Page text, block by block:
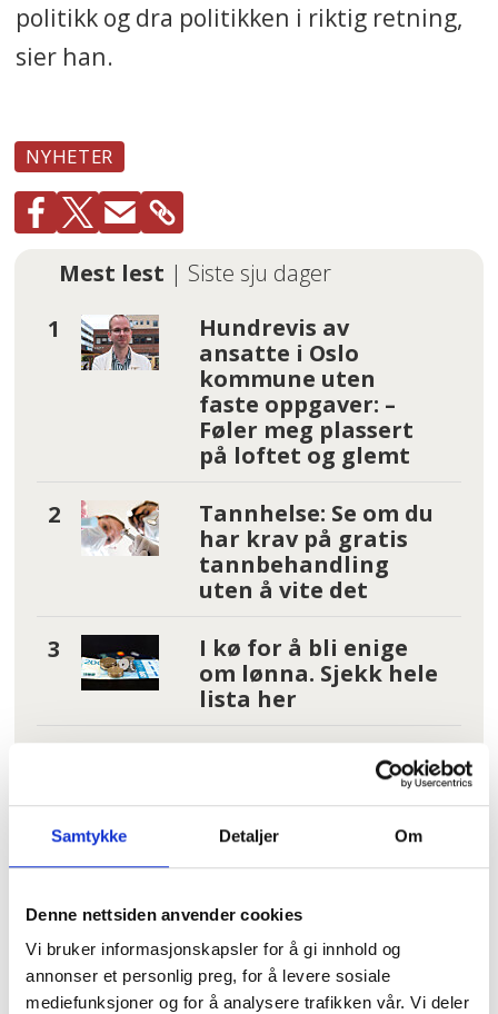
Samtykke Detaljer Om
Denne nettsiden anvender cookies
Vi bruker informasjonskapsler for å gi innhold og
annonser et personlig preg, for å levere sosiale
mediefunksjoner og for å analysere trafikken vår. Vi deler
politikk og dra politikken i riktig retning,
sier han.
NYHETER
Mest lest | Siste sju dager
Hundrevis av
ansatte i Oslo
kommune uten
faste oppgaver: –
Føler meg plassert
på loftet og glemt
Tannhelse: Se om du
har krav på gratis
tannbehandling
uten å vite det
I kø for å bli enige
om lønna. Sjekk hele
lista her
– Reglene nå er så
arbeiderfiendtlige
at jeg skjønner ikke
Fruktsukker utpekt
som driver for kreft